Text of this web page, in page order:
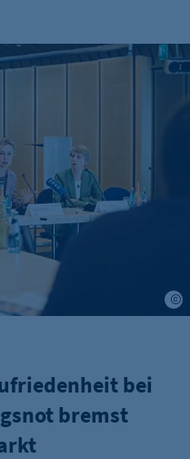
bei Azubis – doch
bei
bremst